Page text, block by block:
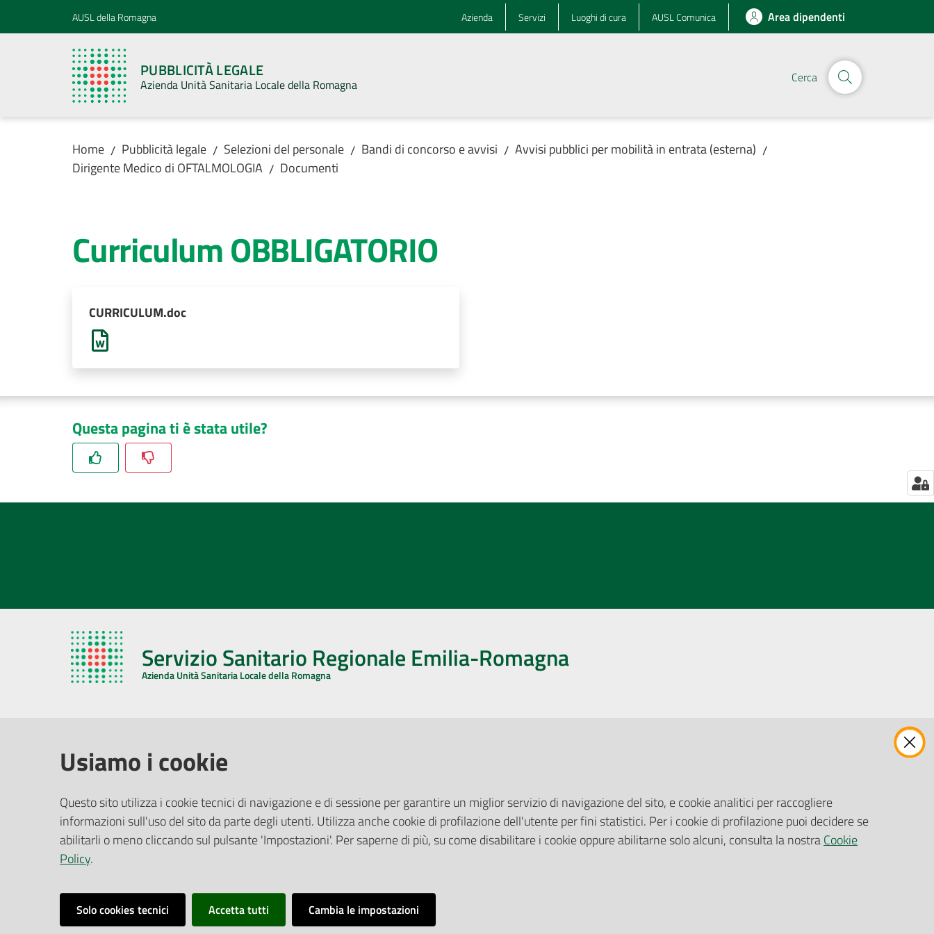
Vai al contenuto
Vai alla navigazioneAUSL della Romagna Azienda Servizi Luoghi di cura AUSL Comunica Area dipendenti
PUBBLICITÀ LEGALE
Azienda Unità Sanitaria Locale della Romagna Cerca
Home / Pubblicità legale / Selezioni del personale / Bandi di concorso e avvisi / Avvisi pubblici per mobilità in entrata (esterna) /
Dirigente Medico di OFTALMOLOGIA / Documenti
Curriculum OBBLIGATORIO
CURRICULUM.doc
Questa pagina ti è stata utile?
Servizio Sanitario Regionale Emilia-Romagna
Azienda Unità Sanitaria Locale della Romagna
Via De Gasperi, 8 - 48121 Ravenna (RA)
CF/P.IVA:02483810392
PEC:
azienda@pec.auslromagna.it
Ufficio Relazioni con il Pubblico
Riferimenti per la Stampa
Pubblicità legale
Albo Pretorio
Privacy Policy
Attuazione Misure PNRR
Gare e Appalti
Richiesta Patrocinio
Usiamo i cookie
Questo sito utilizza i cookie tecnici di navigazione e di sessione per garantire un miglior servizio di navigazione del sito, e cookie analitici per raccogliere
informazioni sull'uso del sito da parte degli utenti. Utilizza anche cookie di profilazione dell'utente per fini statistici. Per i cookie di profilazione puoi decidere se
abilitarli o meno cliccando sul pulsante 'Impostazioni'. Per saperne di più, su come disabilitare i cookie oppure abilitarne solo alcuni, consulta la nostraCookie
Policy.
Solo cookies tecnici Accetta tutti Cambia le impostazioni